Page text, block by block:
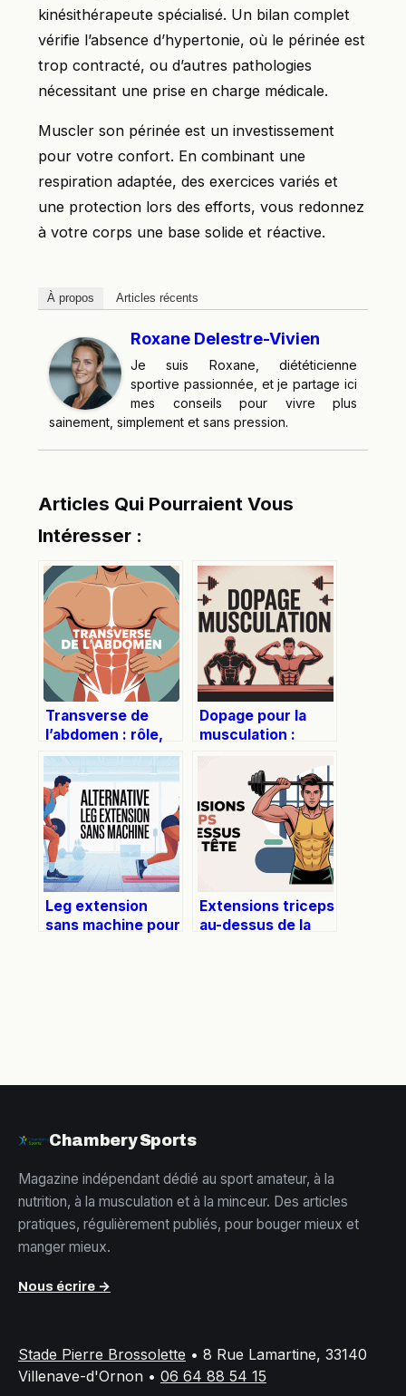
kinésithérapeute spécialisé. Un bilan complet
vérifie l’absence d’hypertonie, où le périnée est
trop contracté, ou d’autres pathologies
nécessitant une prise en charge médicale.
Muscler son périnée est un investissement
pour votre confort. En combinant une
respiration adaptée, des exercices variés et
une protection lors des efforts, vous redonnez
à votre corps une base solide et réactive.
À propos Articles récents
Roxane Delestre-Vivien
Je suis Roxane, diététicienne
sportive passionnée, et je partage ici
mes conseils pour vivre plus
sainement, simplement et sans pression.
Articles Qui Pourraient Vous
Intéresser :
Transverse de
l’abdomen : rôle,
renforcement et
conseils pratiques
Dopage pour la
musculation :
et vraies
alternatives
Leg extension
sans machine pour
Extensions triceps
au-dessus de la
Chambery Sports
Magazine indépendant dédié au sport amateur, à la
nutrition, à la musculation et à la minceur. Des articles
pratiques, régulièrement publiés, pour bouger mieux et
manger mieux.
Nous écrire →
Stade Pierre Brossolette • 8 Rue Lamartine, 33140
Villenave-d'Ornon • 06 64 88 54 15